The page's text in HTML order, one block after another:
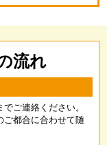
流れ
ご連絡ください。
ご都合に合わせて随